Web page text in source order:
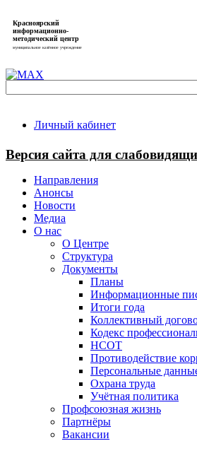
Красноярский
информационно-
методический центр
муниципальное казённое учреждение
Личный кабинет
Версия сайта для
Направления
Анонсы
Новости
Медиа
О нас
О Центре
Структура
Документы
Планы
Информационные
Итоги года
Коллективный
Кодекс
НСОТ
Противодействие
Персональные
Охрана труда
Учётная политика
Профсоюзная жизнь
Партнёры
Вакансии